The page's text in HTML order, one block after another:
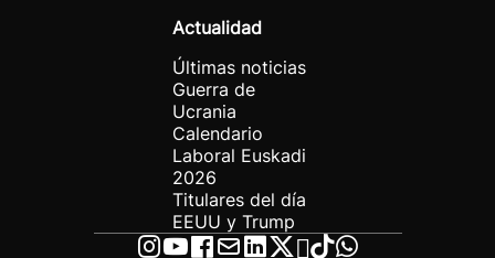
Actualidad
Últimas noticias
Guerra de
Ucrania
Calendario
Laboral Euskadi
2026
Titulares del día
EEUU y Trump